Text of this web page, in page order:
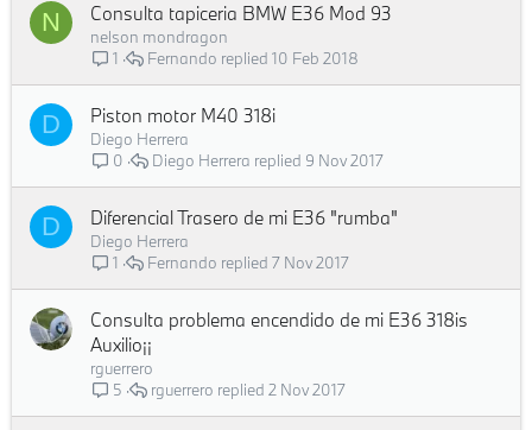
N Consulta tapiceria BMW E36 Mod 93
nelson mondragon
1
10 Feb 2018
Fernando
D Piston motor M40 318i
Diego Herrera
0
9 Nov 2017
Diego Herrera
D Diferencial Trasero de mi E36 "rumba"
Diego Herrera
1
7 Nov 2017
Fernando
Consulta problema encendido de mi E36 318is
Auxilio¡¡
rguerrero
5
2 Nov 2017
rguerrero